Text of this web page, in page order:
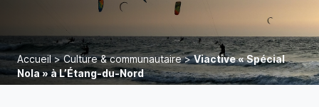
Accueil>Culture & communautaire>Viactive « Spécial
Nola » à L’Étang-du-Nord